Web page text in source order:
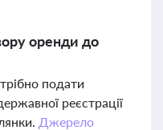
оренди до
подати
реєстрації
Джерело